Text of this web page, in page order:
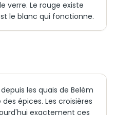
verre. Le rouge existe
le blanc qui fonctionne.
les quais de Belém
épices. Les croisières
exactement ces